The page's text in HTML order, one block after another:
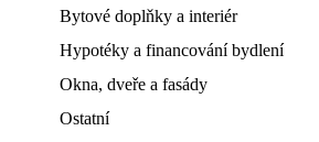
Bytové doplňky a interiér
Hypotéky a financování bydlení
Okna, dveře a fasády
Ostatní